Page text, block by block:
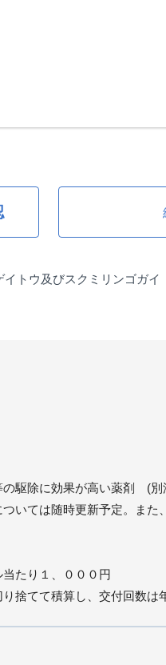
ゲイトウ及び
トウ及びスクミリンゴガ
の駆除に効果が高い薬剤 (別
いては随時更新予定。また
たり１、０００円
捨てて積算し、交付回数は